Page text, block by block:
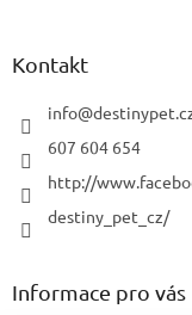
Kontakt
info@
607 604 654
http://
destiny_pet_cz/
Informace pro vás